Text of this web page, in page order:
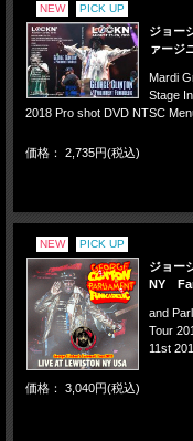
NEW PICK UP
ジョー
ァージ
Mardi
Stage
2018 Pro shot DVD NTSC
価格： 2,735円(税込)
NEW PICK UP
ジョー
NY
and
Tour
11st
価格： 3,040円(税込)